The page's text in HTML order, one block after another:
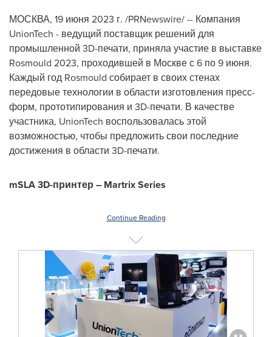
МОСКВА, 19 июня 2023 г. /PRNewswire/ -- Компания
UnionTech - ведущий поставщик решений для
промышленной 3D-печати, приняла участие в выставке
Rosmould 2023, проходившей в Москве с 6 по 9 июня.
Каждый год Rosmould собирает в своих стенах
передовые технологии в области изготовления пресс-
форм, прототипирования и 3D-печати. В качестве
участника, UnionTech воспользовалась этой
возможностью, чтобы предложить свои последние
достижения в области 3D-печати.
mSLA3D-принтер – MartrixSeries
Continue Reading